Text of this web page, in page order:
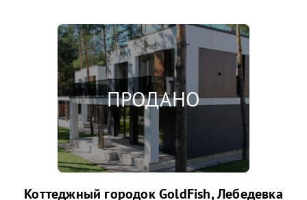
Коттеджный городок GoldFish, Лебедевка